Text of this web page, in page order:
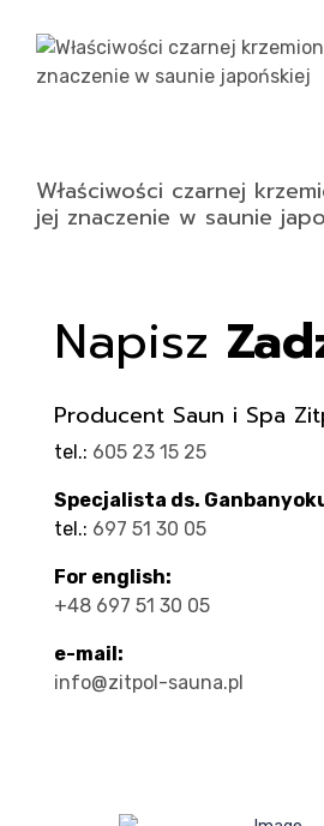
Właściwości czarnej
jej znaczenie w saunie
Napisz
Producent Saun i Spa
tel.: 605 23 15 25
Specjalista ds.
tel.: 697 51 30 05
For english:
+48 697 51 30 05
e-mail:
info@zitpol-sauna.pl